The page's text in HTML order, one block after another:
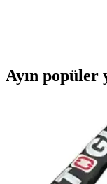
Ayın popüler